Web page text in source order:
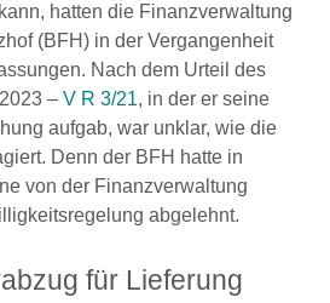
hatten die Finanzverwaltung
(BFH) in der Vergangenheit
Nach dem Urteil des
– V R 3/21, in der er seine
aufgab, war unklar, wie die
Denn der BFH hatte in
von der Finanzverwaltung
abgelehnt.
für Lieferung